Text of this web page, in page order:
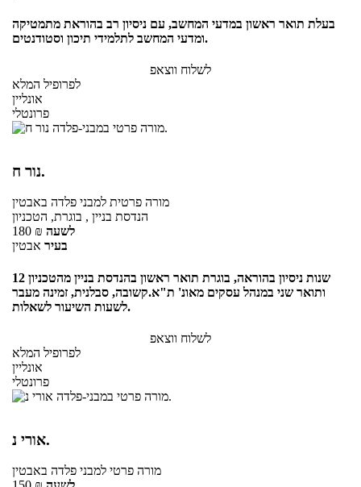
בעלת תואר ראשון במדעי המחשב, עם ניסיון רב בהוראת מתמטיקה
ומדעי המחשב לתלמידי תיכון וסטודנטים.
לשלוח ווצאפ
לפרופיל המלא
אונליין
פרונטלי
נור ח.
מורה פרטית למבני פלדה באבטין
הנדסת בניין , בוגרת, הטכניון
180 ₪ לשעה
בעיר אבטין
12 שנות ניסיון בהוראה, בוגרת תואר ראשון בהנדסת בניין מהטכניון
ותואר שני במנהל עסקים מאונ' ת"א.קשובה, סבלנית, זמינה מעבר
לשעות השיעור לשאלות.
לשלוח ווצאפ
לפרופיל המלא
אונליין
פרונטלי
אורי נ.
מורה פרטי למבני פלדה באבטין